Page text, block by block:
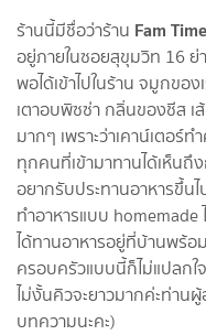
ร้านนี้มีชื่อว่าร้าน Fam
อยู่ภายในซอยสุขุมวิท 16 ย่
พอได้เข้าไปในร้าน จมูกขอ
เตาอบพิซซ่า กลิ่นของชีส เ
มากๆ เพราะว่าเคาน์เตอร์
ทุกคนที่เข้ามาทานได้เห็นถึ
อยากรับประทานอาหารขึ้น
ทำอาหารแบบ homemade
ได้ทานอาหารอยู่ที่บ้านพร้
ครอบครัวแบบนี้ก็ไม่แปลกใ
ไม่งั้นคิวจะยาวมากค่ะท่าน
บทความนะคะ)